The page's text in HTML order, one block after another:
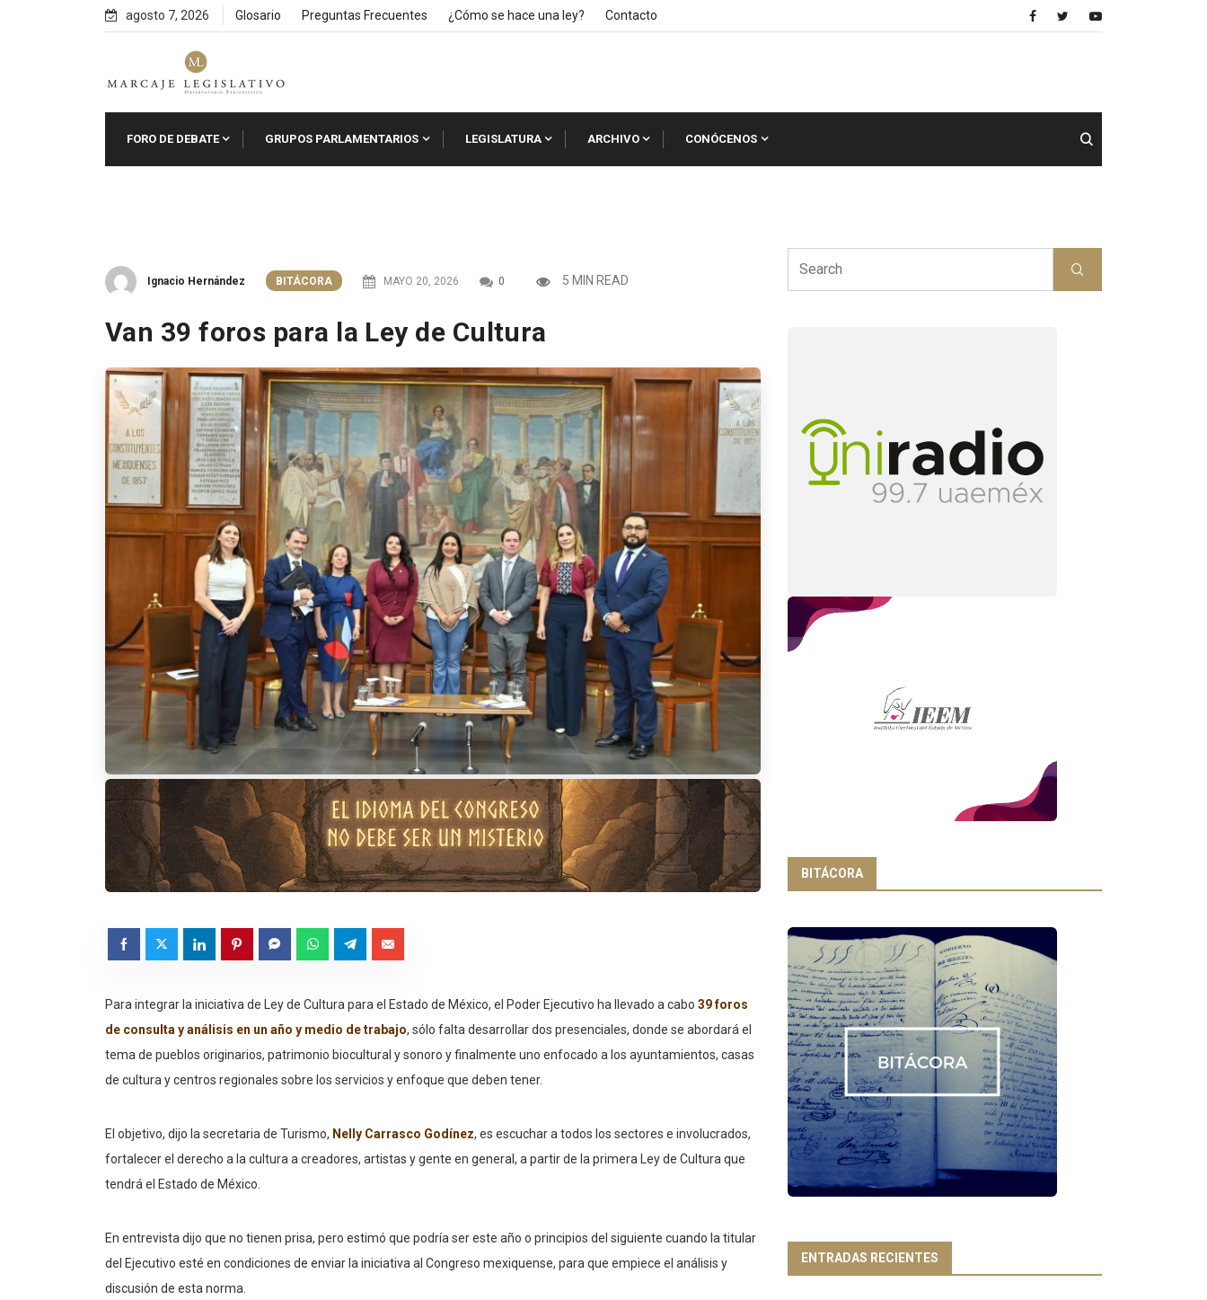
agosto 7, 2026 Glosario Preguntas Frecuentes ¿Cómo se hace una ley? Contacto
FORO DE DEBATE GRUPOS PARLAMENTARIOS LEGISLATURA ARCHIVO CONÓCENOS
Ignacio Hernández BITÁCORA MAYO 20, 2026 0 5 MIN READ
Van 39 foros para la Ley de Cultura
Para integrar la iniciativa de Ley de Cultura para el Estado de México, el Poder Ejecutivo ha llevado a cabo 39 foros
de consulta y análisis en un año y medio de trabajo, sólo falta desarrollar dos presenciales, donde se abordará el
tema de pueblos originarios, patrimonio biocultural y sonoro y finalmente uno enfocado a los ayuntamientos, casas
de cultura y centros regionales sobre los servicios y enfoque que deben tener.
El objetivo, dijo la secretaria de Turismo, Nelly Carrasco Godínez, es escuchar a todos los sectores e involucrados,
fortalecer el derecho a la cultura a creadores, artistas y gente en general, a partir de la primera Ley de Cultura que
tendrá el Estado de México.
En entrevista dijo que no tienen prisa, pero estimó que podría ser este año o principios del siguiente cuando la titular
del Ejecutivo esté en condiciones de enviar la iniciativa al Congreso mexiquense, para que empiece el análisis y
discusión de esta norma.
BITÁCORA
ENTRADAS RECIENTES